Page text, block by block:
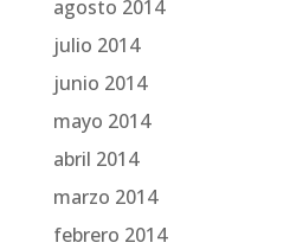
agosto 2014
julio 2014
junio 2014
mayo 2014
abril 2014
marzo 2014
febrero 2014